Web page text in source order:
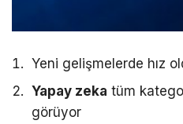
Yeni gelişmelerde hız
Yapay zeka tüm
görüyor